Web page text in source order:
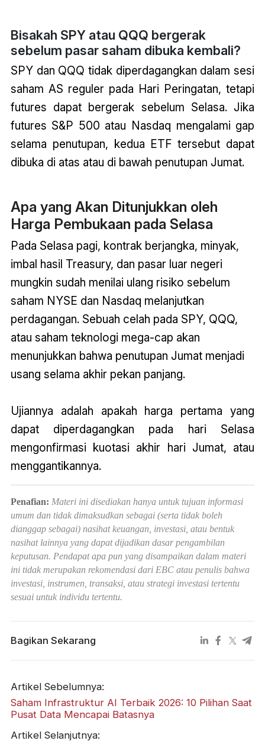
Bisakah SPY atau QQQ bergerak
sebelum pasar saham dibuka kembali?
SPY dan QQQ tidak diperdagangkan dalam sesi
saham AS reguler pada Hari Peringatan, tetapi
futures dapat bergerak sebelum Selasa. Jika
futures S&P 500 atau Nasdaq mengalami gap
selama penutupan, kedua ETF tersebut dapat
dibuka di atas atau di bawah penutupan Jumat.
Apa yang Akan Ditunjukkan oleh
Harga Pembukaan pada Selasa
Pada Selasa pagi, kontrak berjangka, minyak,
imbal hasil Treasury, dan pasar luar negeri
mungkin sudah menilai ulang risiko sebelum
saham NYSE dan Nasdaq melanjutkan
perdagangan. Sebuah celah pada SPY, QQQ,
atau saham teknologi mega-cap akan
menunjukkan bahwa penutupan Jumat menjadi
usang selama akhir pekan panjang.
Ujiannya adalah apakah harga pertama yang
dapat diperdagangkan pada hari Selasa
mengonfirmasi kuotasi akhir hari Jumat, atau
menggantikannya.
Penafian: Materi ini disediakan hanya untuk tujuan informasi
umum dan tidak dimaksudkan sebagai (serta tidak boleh
dianggap sebagai) nasihat keuangan, investasi, atau bentuk
nasihat lainnya yang dapat dijadikan dasar pengambilan
keputusan. Pendapat apa pun yang disampaikan dalam materi
ini tidak merupakan rekomendasi dari EBC atau penulis bahwa
investasi, instrumen, transaksi, atau strategi investasi tertentu
sesuai untuk individu tertentu.
Bagikan Sekarang
Artikel Sebelumnya:
Saham Infrastruktur AI Terbaik 2026: 10 Pilihan Saat
Pusat Data Mencapai Batasnya
Artikel Selanjutnya: